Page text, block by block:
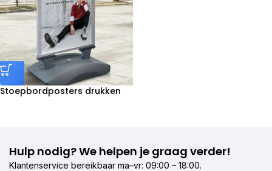
Stoepbordposters drukken
Hulp nodig? We helpen je graag verder!
Klantenservice bereikbaar ma–vr: 09:00 – 18:00.